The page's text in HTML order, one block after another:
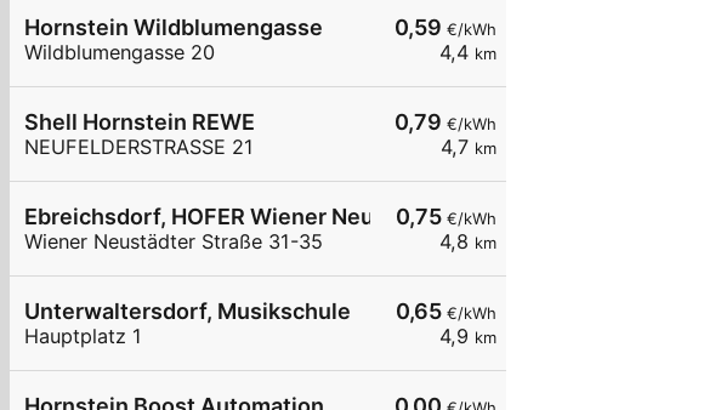
0,59 €/kWh
4,4 km
Hornstein Wildblumengasse
Wildblumengasse 20
0,79 €/kWh
4,7 km
Shell Hornstein REWE
NEUFELDERSTRASSE 21
0,75€/kWh
4,8 km
Ebreichsdorf, HOFER Wiener Neustädter Str.
Wiener Neustädter Straße 31-35
0,65€/kWh
4,9 km
Unterwaltersdorf, Musikschule
Hauptplatz 1